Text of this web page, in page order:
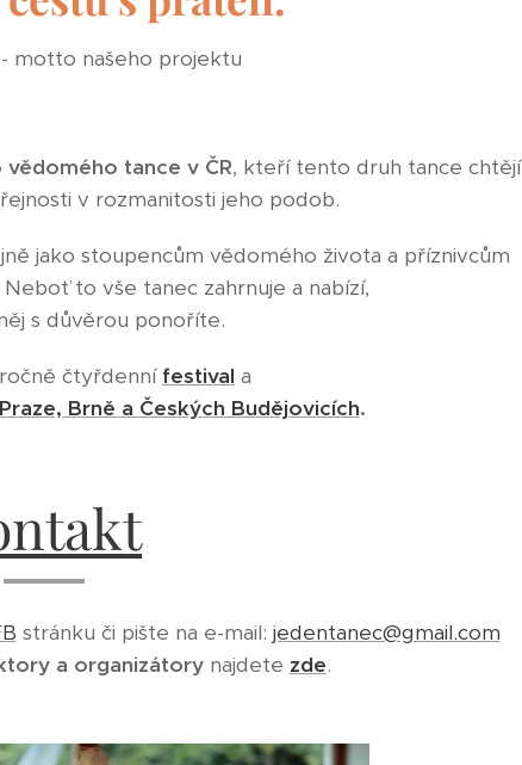
motto našeho projektu
tance v ČR, kteří tento druh tance chtějí
v rozmanitosti jeho podob.
jako stoupencům vědomého života a příznivcům
to vše tanec zahrnuje a nabízí,
s důvěrou ponoříte.
čtyřdenní festival a
Praze, Brně a Českých Budějovicích.
stránku či pište na e-mail: jedentanec@gmail.com
a organizátory najdete zde.